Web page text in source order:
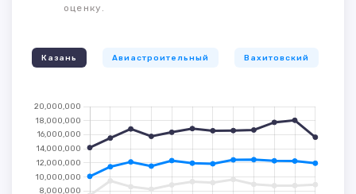
оценку.
Казань Авиастроительный Вахитовский